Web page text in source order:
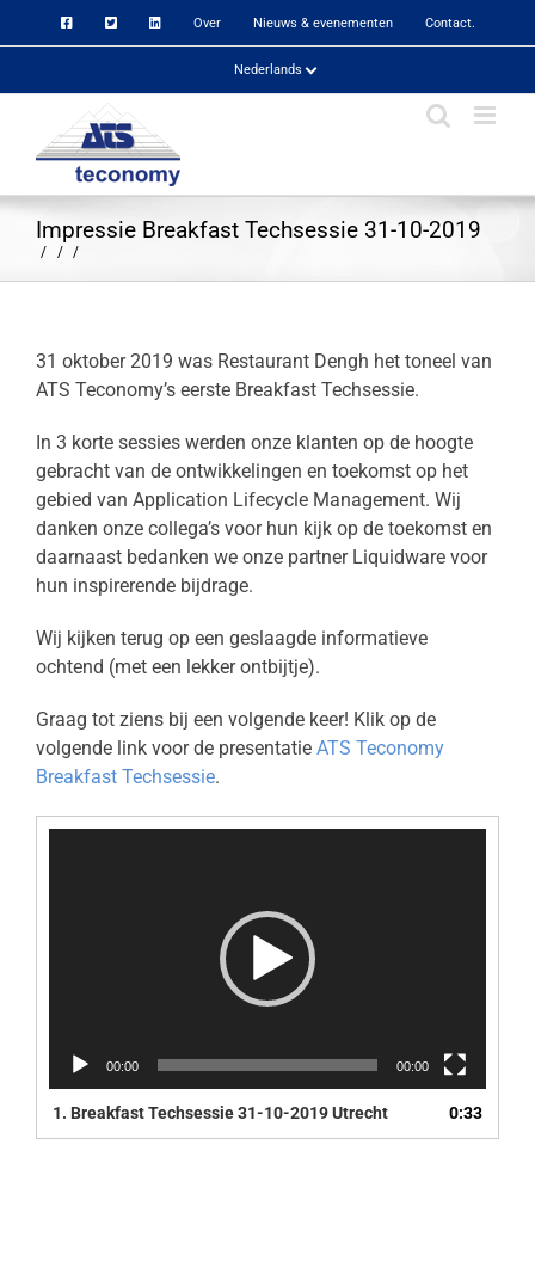
to
Over Nieuws & evenementen Contact.
Nederlands
Impressie Breakfast Techsessie 31-10-2019
31 oktober 2019 was Restaurant Dengh het toneel van
ATS Teconomy’s eerste Breakfast Techsessie.
In 3 korte sessies werden onze klanten op de hoogte
gebracht van de ontwikkelingen en toekomst op het
gebied van Application Lifecycle Management. Wij
danken onze collega’s voor hun kijk op de toekomst en
daarnaast bedanken we onze partner Liquidware voor
hun inspirerende bijdrage.
Wij kijken terug op een geslaagde informatieve
ochtend (met een lekker ontbijtje).
Graag tot ziens bij een volgende keer! Klik op de
volgende link voor de presentatie ATS Teconomy
Breakfast Techsessie.
00:00 00:00
1. Breakfast Techsessie 31-10-2019 Utrecht 0:33